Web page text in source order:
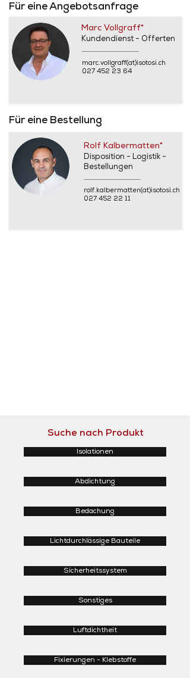
Für eine Angebotsanfrage
Marc Vollgraff*
Kundendienst - Offerten
marc.vollgraff(at)isotosi.ch
027 452 23 64
Für eine Bestellung
Rolf Kalbermatten*
Disposition - Logistik -
Bestellungen
rolf.kalbermatten(at)isotosi.ch
027 452 22 11
Suche nach Produkt
Isolationen
Abdichtung
Bedachung
Lichtdurchlässige Bauteile
Sicherheitssystem
Sonstiges
Luftdichtheit
Fixierungen - Klebstoffe